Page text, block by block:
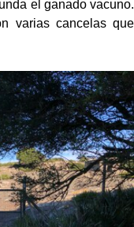
el ganado vacuno.
varias cancelas que